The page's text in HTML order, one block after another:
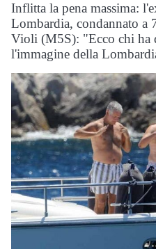
Inflitta la pena massima:
Lombardia, condannato a
Violi (M5S): "Ecco chi ha
l'immagine della